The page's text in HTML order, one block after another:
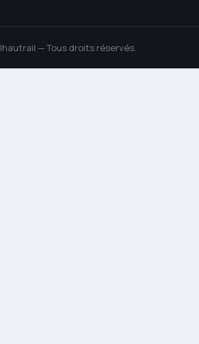
— Tous droits réservés.